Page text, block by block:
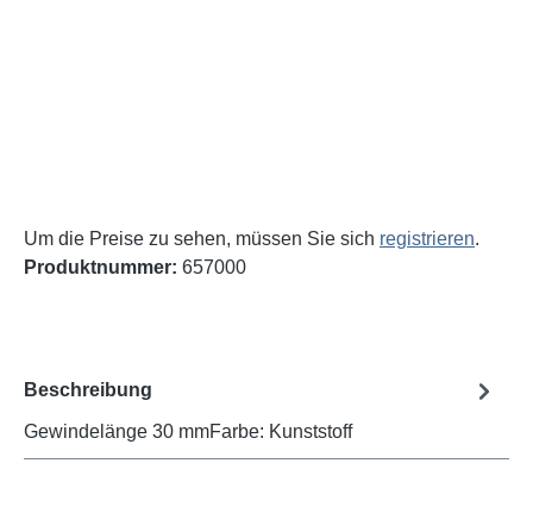
Um die Preise zu sehen, müssen Sie sich registrieren.
Produktnummer: 657000
Beschreibung
Gewindelänge 30 mmFarbe: Kunststoff